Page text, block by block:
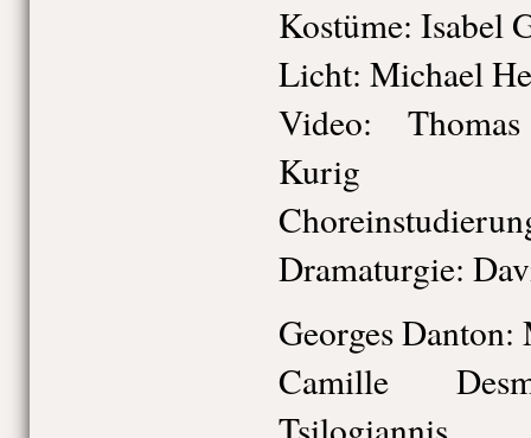
Kostüme: Isabel
Licht: Michael
Video:
Kurig
Dramaturgie:
Georges
Camille